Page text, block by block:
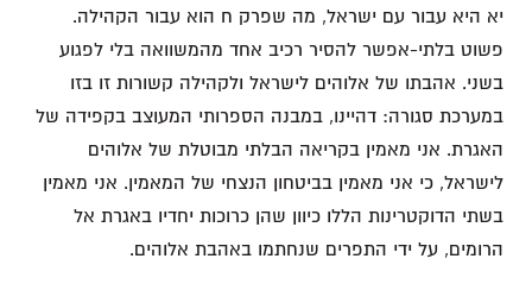
יא היא עבור עם ישראל, מה שפרק ח הוא עבור הקהילה.
פשוט בלתי-אפשר להסיר רכיב אחד מהמשוואה בלי לפגוע
בשני. אהבתו של אלוהים לישראל ולקהילה קשורות זו בזו
במערכת סגורה: דהיינו, במבנה הספרותי המעוצב בקפידה של
האגרת. אני מאמין בקריאה הבלתי מבוטלת של אלוהים
לישראל, כי אני מאמין בביטחון הנצחי של המאמין. אני מאמין
בשתי הדוקטרינות הללו כיוון שהן כרוכות יחדיו באגרת אל
הרומים, על ידי התפרים שנחתמו באהבת אלוהים.